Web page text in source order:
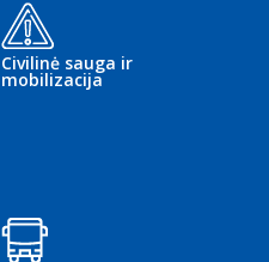
Civilinė sauga ir
mobilizacija